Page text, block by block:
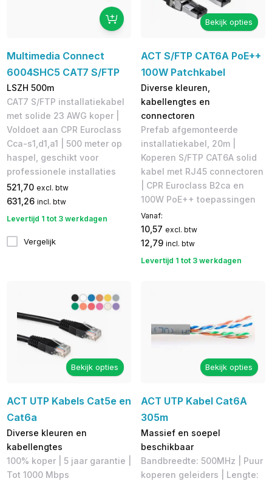
Multimedia Connect
6004SHC5 CAT7 S/FTP
LSZH 500m
CAT7 S/FTP installatiekabel
met solide 23 AWG koper |
Voldoet aan CPR Euroclass
Cca-s1,d1,a1 | 500 meter op
haspel, geschikt voor
professionele installaties
521,70 excl. btw
631,26 incl. btw
Levertijd 1 tot 3 werkdagen
Vergelijk
Bekijk opties
ACT S/FTP CAT6A PoE++
100W Patchkabel
Diverse kleuren,
kabellengtes en
connectoren
Prefab afgemonteerde
installatiekabel, 20m |
Koperen S/FTP CAT6A solid
kabel met RJ45 connectoren
| CPR Euroclass B2ca en
100W PoE++ toepassingen
Vanaf:
10,57 excl. btw
12,79 incl. btw
Levertijd 1 tot 3 werkdagen
Bekijk opties
ACT UTP Kabels Cat5e en
Cat6a
Diverse kleuren en
kabellengtes
100% koper | 5 jaar garantie |
Tot 1000 Mbps
Bekijk opties
ACT UTP Kabel Cat6A
305m
Massief en soepel
beschikbaar
Bandbreedte: 500MHz | Puur
koperen geleiders | Lengte: